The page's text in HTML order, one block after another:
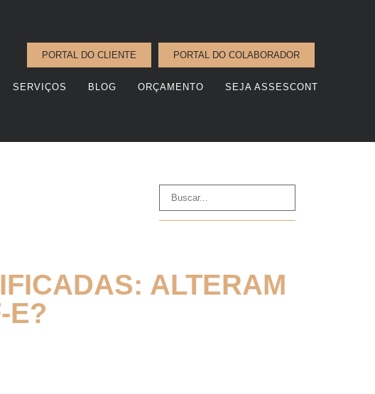
PORTAL DO CLIENTE PORTAL DO COLABORADOR
SERVIÇOS BLOG ORÇAMENTO SEJA ASSESCONT
ALTERAM
E?